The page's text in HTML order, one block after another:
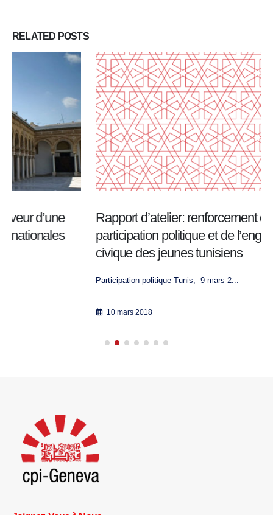
RELATED POSTS
Rapport d’atelier: renforcement de la
participation politique et de l’engagement
civique des jeunes tunisiens
Participation politique Tunis, 9 mars 2...